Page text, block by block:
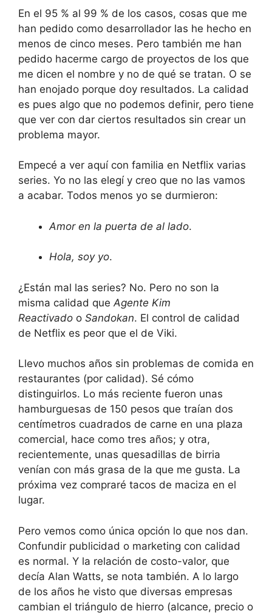
En el 95 % al 99 % de los casos, cosas que me
han pedido como desarrollador las he hecho en
menos de cinco meses. Pero también me han
pedido hacerme cargo de proyectos de los que
me dicen el nombre y no de qué se tratan. O se
han enojado porque doy resultados. La calidad
es pues algo que no podemos definir, pero tiene
que ver con dar ciertos resultados sin crear un
problema mayor.
Empecé a ver aquí con familia en Netflix varias
series. Yo no las elegí y creo que no las vamos
a acabar. Todos menos yo se durmieron:
Amor en la puerta de al lado.
Hola, soy yo.
¿Están mal las series? No. Pero no son la
misma calidad que Agente Kim
Reactivado o Sandokan. El control de calidad
de Netflix es peor que el de Viki.
Llevo muchos años sin problemas de comida en
restaurantes (por calidad). Sé cómo
distinguirlos. Lo más reciente fueron unas
hamburguesas de 150 pesos que traían dos
centímetros cuadrados de carne en una plaza
comercial, hace como tres años; y otra,
recientemente, unas quesadillas de birria
venían con más grasa de la que me gusta. La
próxima vez compraré tacos de maciza en el
lugar.
Pero vemos como única opción lo que nos dan.
Confundir publicidad o marketing con calidad
es normal. Y la relación de costo-valor, que
decía Alan Watts, se nota también. A lo largo
de los años he visto que diversas empresas
cambian el triángulo de hierro (alcance, precio o